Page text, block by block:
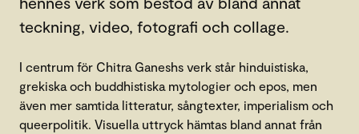
teckning, video, fotografi och collage.
I centrum för Chitra Ganeshs verk står hinduistiska,
grekiska och buddhistiska mytologier och epos, men
även mer samtida litteratur, sångtexter, imperialism och
queerpolitik. Visuella uttryck hämtas bland annat från